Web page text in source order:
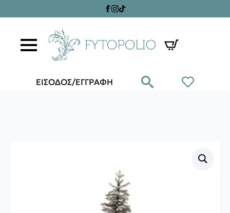
ΕΙΣΟΔΟΣ/ΕΓΓΡΑΦΗ